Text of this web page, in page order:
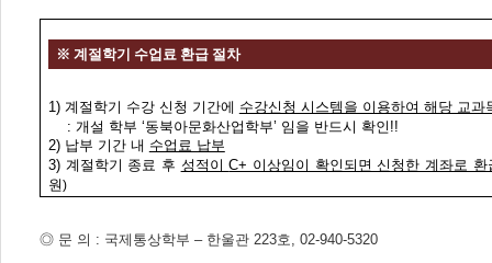
※ 계절학기 수업료 환급 절차
1) 계절학기 수강 신청 기간에 수강신청 시스템을 이용하여 해당 교과
: 개설 학부 ‘동북아문화산업학부’ 임을 반드시 확인 !!
2) 납부 기간 내 수업료 납부
3) 계절학기 종료 후 성적이C+ 이상임이 확인되면 신청한 계좌로 환
원)
◎ 문 의 : 국제통상학부 – 한울관 223호, 02-940-5320